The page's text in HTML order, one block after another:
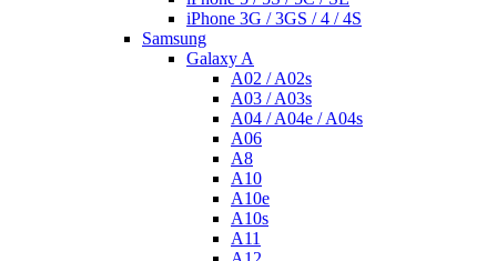
iPhone 3G / 3GS / 4 / 4S
Samsung
Galaxy A
A02 / A02s
A03 / A03s
A04 / A04e / A04s
A06
A8
A10
A10e
A10s
A11